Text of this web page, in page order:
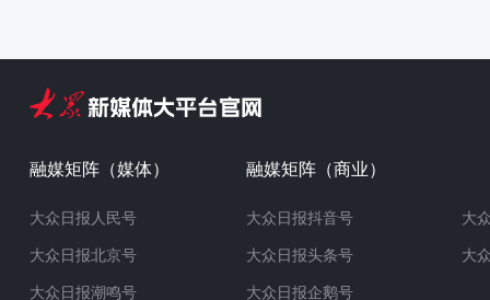
融媒矩阵（媒体）
大众日报人民号
大众日报北京号
大众日报潮鸣号
融媒矩阵（商业）
大众日报抖音号
大众日报头条号
大众日报企鹅号
大
大